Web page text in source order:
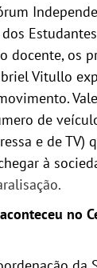
docente, os
Vitullo
de
e de TV)
à
no